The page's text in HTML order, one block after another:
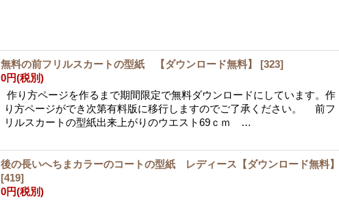
無料の前フリルスカートの型紙 【ダウンロード無料】 [323]
0円(税別)
作り方ページを作るまで期間限定で無料ダウンロードにしています。作
り方ページができ次第有料版に移行しますのでご了承ください。 前フ
リルスカートの型紙出来上がりのウエスト69ｃｍ …
後の長いへちまカラーのコートの型紙 レディース【ダウンロード無料】
[419]
0円(税別)